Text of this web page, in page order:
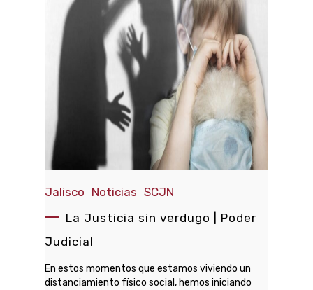
Jalisco Noticias SCJN
La Justicia sin verdugo | Poder
Judicial
En estos momentos que estamos viviendo un
distanciamiento físico social, hemos iniciando